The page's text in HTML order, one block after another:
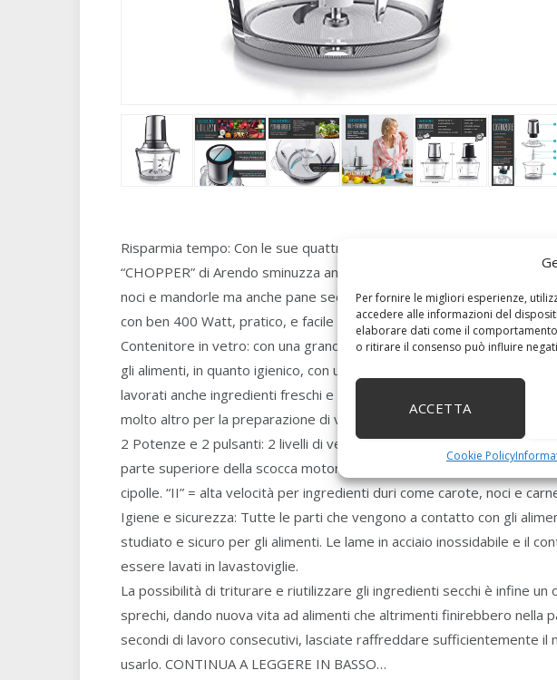
Per fornire le migliori esperienze,
accedere alle informazioni del
elaborare dati come il
o ritirare il consenso può influire
ACCETTA
Cookie Policy
Risparmia tempo: Con le sue quattro lame in acciaio inossidabile
“CHOPPER” di Arendo sminuzza anche gli alimenti più duri come erbe
noci e mandorle ma anche pane secco, formaggio stagionato,
con ben 400 Watt, pratico, e facile da pulire e disinfettare. | Numero
Contenitore in vetro: con una grande capienza di 1,5 litri, il vetro è il
gli alimenti, in quanto igienico, con una trasparenza ideale e lavabile in
lavorati anche ingredienti freschi e caldi di vario genere quali: verdure
molto altro per la preparazione di vellutate, zuppe, passati, tartare o
2 Potenze e 2 pulsanti: 2 livelli di velocità, facili da selezionare grazie
parte superiore della scocca motore. “I” = bassa velocità per
cipolle. “II” = alta velocità per ingredienti duri come carote, noci e
Igiene e sicurezza: Tutte le parti che vengono a contatto con gli
studiato e sicuro per gli alimenti. Le lame in acciaio inossidabile e il
essere lavati in lavastoviglie.
La possibilità di triturare e riutilizzare gli ingredienti secchi è infine
sprechi, dando nuova vita ad alimenti che altrimenti finirebbero nella
secondi di lavoro consecutivi, lasciate raffreddare sufficientemente
usarlo. CONTINUA A LEGGERE IN BASSO…